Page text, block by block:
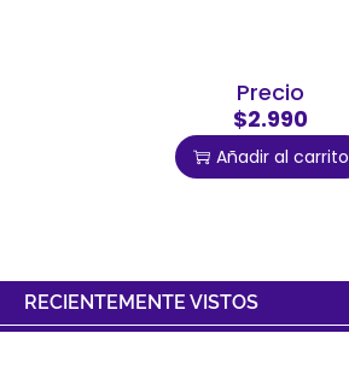
Precio
$2.990
Añadir al carrito
RECIENTEMENTE VISTOS